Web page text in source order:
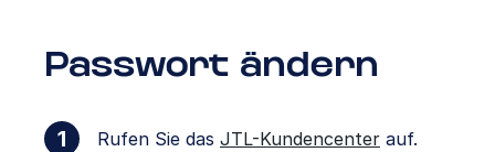
Passwort ändern
Rufen Sie das JTL-Kundencenter auf.